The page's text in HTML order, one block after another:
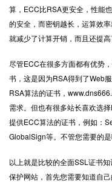
算，ECC比RSA更安全，性能
的安全，而密钥越长，运算效
就减少了计算开销，而且还提高
尽管ECC在很多方面都有优势
书，这是因为RSA得到了Web
RSA算法的证书，
需求。但也有很多站长喜欢选
提供ECC算法的证书，例如：
GlobalSign等。不管您需要的是
以上就是比较的全面SSL证书
保护网站，首先您需要知道自